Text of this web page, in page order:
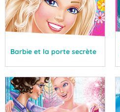
Barbie et la porte secrète